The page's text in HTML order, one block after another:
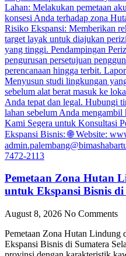
Pemetaan Zona Hutan
untuk Ekspansi Bisnis di
August 8, 2026 No Comments
Pemetaan Zona Hutan Lindung
Ekspansi Bisnis di Sumatera